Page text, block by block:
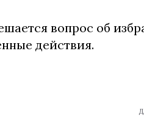
вопрос об
действия.